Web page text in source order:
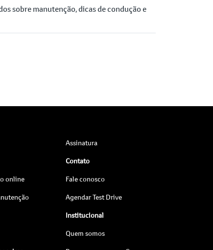
sobre manutenção, dicas de condução e
online
Assinatura
Contato
Fale conosco
Agendar Test Drive
Institucional
Quem somos